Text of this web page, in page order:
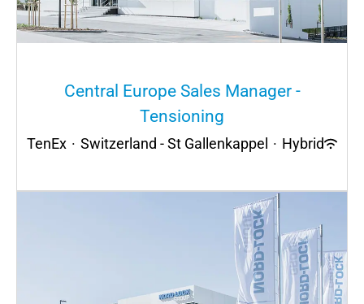
Central Europe Sales Manager -
Tensioning
TenEx · Switzerland - St Gallenkappel · Hybrid